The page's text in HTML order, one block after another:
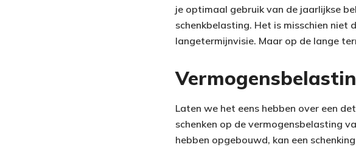
je optimaal gebruik van de jaarlijkse
schenkbelasting. Het is misschien
langetermijnvisie. Maar op de lange
Laten we het eens hebben over een
schenken op de vermogensbelasting
hebben opgebouwd, kan een